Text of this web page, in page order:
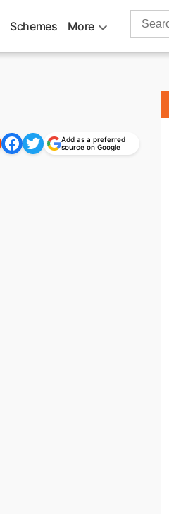
Schemes More
Search
Add as a preferred
source on Google